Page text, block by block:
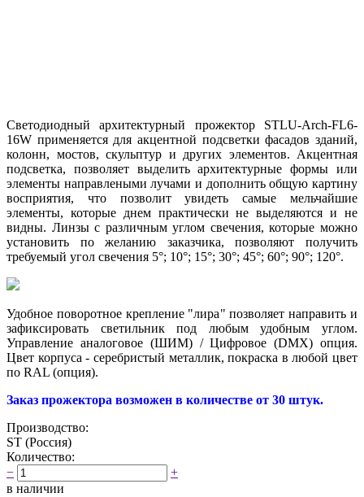
Светодиодный архитектурный прожектор STLU-Arch-FL6-
16W применяется для акцентной подсветки фасадов зданий,
колонн, мостов, скульптур и других элементов. Акцентная
подсветка, позволяет выделить архитектурные формы или
элементы направлеными лучами и дополнить общую картину
восприятия, что позволит увидеть самые мельчайшие
элементы, которые днем практически не выделяются и не
видны. Линзы с различным углом свечения, которые можно
установить по желанию заказчика, позволяют получить
требуемый угол свечения 5°; 10°; 15°; 30°; 45°; 60°; 90°; 120°.
Удобное поворотное крепление "лира" позволяет направить и
зафиксировать светильник под любым удобным углом.
Управление аналоговое (ШИМ) / Цифровое (DMX) опция.
Цвет корпуса - серебристый металлик, покраска в любой цвет
по RAL (опция).
Заказ прожектора возможен в количестве от 30 штук.
Производство:
ST (Россия)
Количество:
−
+
в наличии